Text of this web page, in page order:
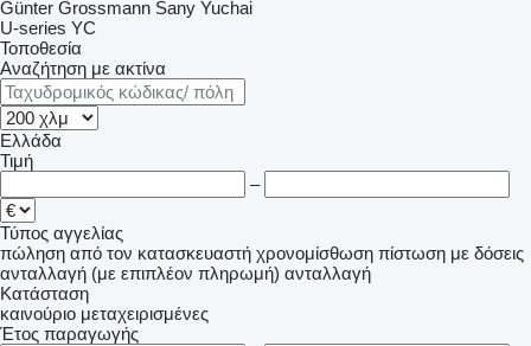
Günter Grossmann Sany Yuchai
U-series YC
Τοποθεσία
Αναζήτηση με ακτίνα
Ελλάδα
Τιμή
–
Τύπος αγγελίας
πώληση από τον κατασκευαστή χρονομίσθωση πίστωση με δόσεις
ανταλλαγή (με επιπλέον πληρωμή) ανταλλαγή
Κατάσταση
καινούριο μεταχειρισμένες
Έτος παραγωγής